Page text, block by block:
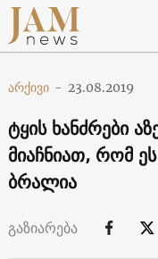
არქივი - 23.08.2019
ტყის ხანძრები
მიაჩნიათ, რომ
ბრალია
გაზიარება